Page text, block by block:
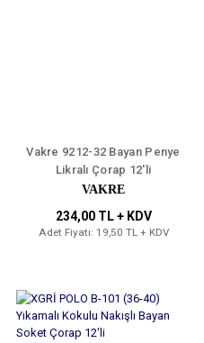
Vakre 9212-32 Bayan Penye
Likralı Çorap 12'li
VAKRE
234,00 TL + KDV
Adet Fiyatı: 19,50 TL + KDV